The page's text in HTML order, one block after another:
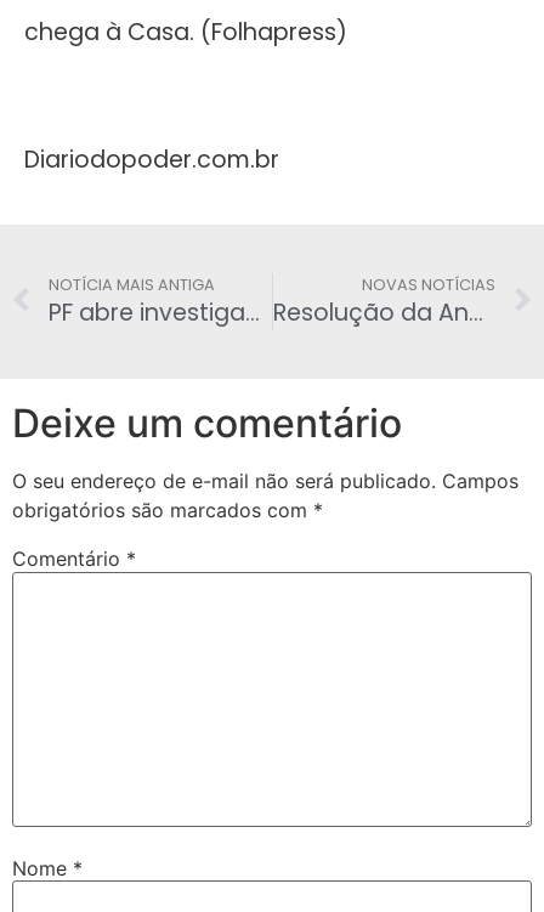
chega à Casa. (Folhapress)
Diariodopoder.com.br
NOTÍCIA MAIS ANTIGA
PF abre investigação por suspeita de corrupção contra chefe da Secom da Presidência
NOVAS NOTÍCIAS
Resolução da Anac deixou brecha para empresas cobrarem pela bagagem de mão
Deixe um comentário
O seu endereço de e-mail não será publicado. Campos
obrigatórios são marcados com *
Comentário *
Nome *